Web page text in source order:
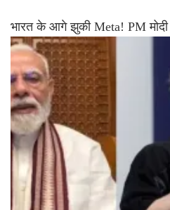
भारत के आगे झुकी Meta! PM मोदी